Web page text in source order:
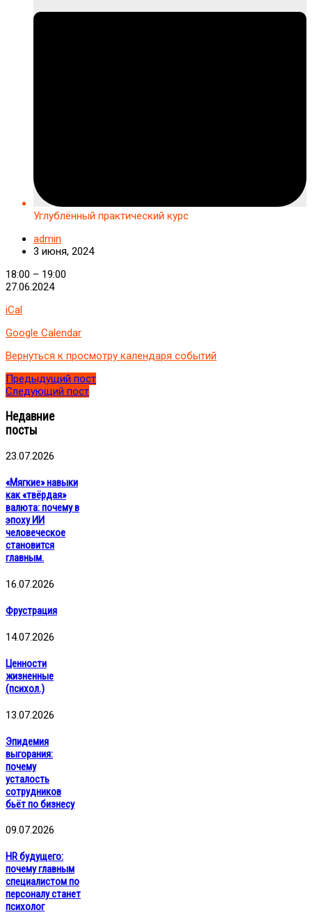
Углублённый практический курс
admin
3 июня, 2024
Углублённый
практический
18:00 – 19:00
27.06.2024
iCal
Google Calendar
Вернуться к просмотру календаря событий
Предыдущий пост
Следующий пост
Недавние
посты
23.07.2026
«Мягкие» навыки
как «твёрдая»
валюта: почему в
эпоху ИИ
человеческое
становится
главным.
16.07.2026
Фрустрация
14.07.2026
Ценности
жизненные
(психол.)
13.07.2026
Эпидемия
выгорания:
почему
усталость
сотрудников
бьёт по бизнесу
09.07.2026
HR будущего:
почему главным
специалистом по
персоналу станет
психолог